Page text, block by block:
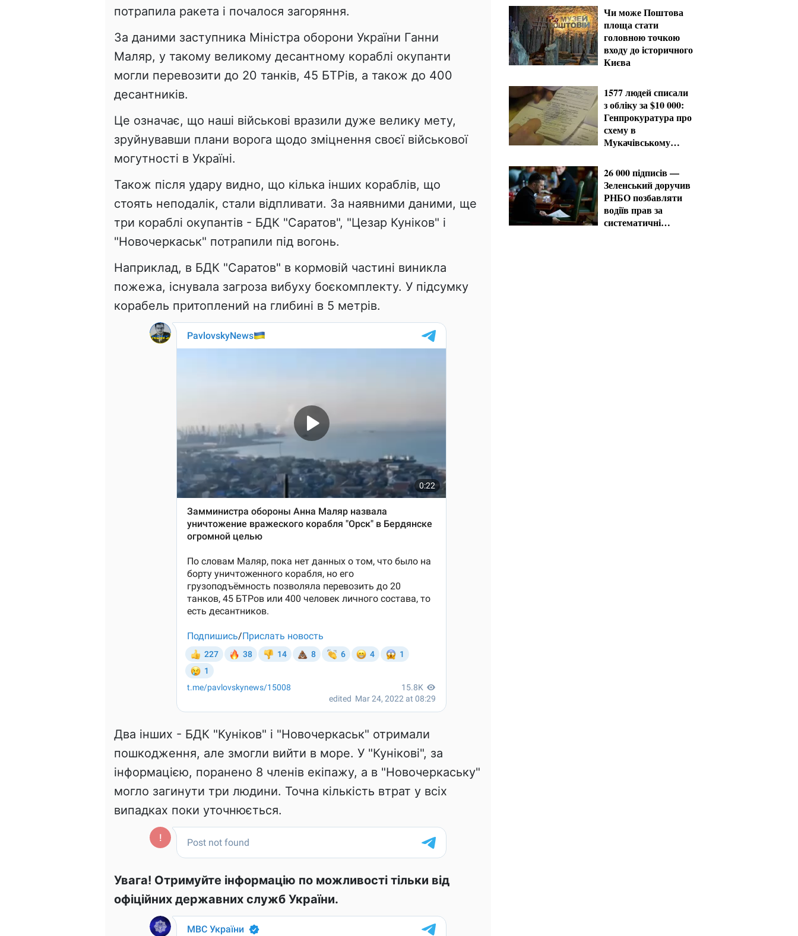
потрапила ракета і почалося загоряння.
За даними заступника Міністра оборони України Ганни
Маляр, у такому великому десантному кораблі окупанти
могли перевозити до 20 танків, 45 БТРів, а також до 400
десантників.
Це означає, що наші військові вразили дуже велику мету,
зруйнувавши плани ворога щодо зміцнення своєї військової
могутності в Україні.
Також після удару видно, що кілька інших кораблів, що
стоять неподалік, стали відпливати. За наявними даними, ще
три кораблі окупантів - БДК "Саратов", "Цезар Куніков" і
"Новочеркаськ" потрапили під вогонь.
Наприклад, в БДК "Саратов" в кормовій частині виникла
пожежа, існувала загроза вибуху боєкомплекту. У підсумку
корабель притоплений на глибині в 5 метрів.
Два інших - БДК "Куніков" і "Новочеркаськ" отримали
пошкодження, але змогли вийти в море. У "Кунікові", за
інформацією, поранено 8 членів екіпажу, а в "Новочеркаську"
могло загинути три людини. Точна кількість втрат у всіх
випадках поки уточнюється.
Увага! Отримуйте інформацію по можливості тільки від
офіційних державних служб України.
Чи може Поштова
площа стати
головною точкою
входу до історичного
Києва
1577 людей списали
з обліку за $10 000:
Генпрокуратура про
схему в
Мукачівському
26 000 підписів —
Зеленський доручив
РНБО позбавляти
водіїв прав за
систематичні